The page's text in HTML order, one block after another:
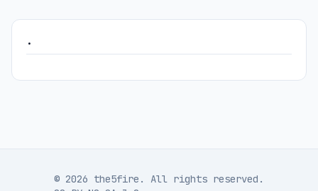
.
© 2026 the5fire. All rights reserved.